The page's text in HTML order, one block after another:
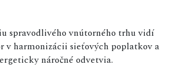
spravodlivého vnútorného trhu vidí
v harmonizácii sieťových poplatkov a
náročné odvetvia.